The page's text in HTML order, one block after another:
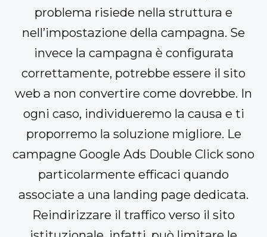
problema risiede nella struttura e
nell’impostazione della campagna. Se
invece la campagna è configurata
correttamente, potrebbe essere il sito
web a non convertire come dovrebbe. In
ogni caso, individueremo la causa e ti
proporremo la soluzione migliore. Le
campagne Google Ads Double Click sono
particolarmente efficaci quando
associate a una landing page dedicata.
Reindirizzare il traffico verso il sito